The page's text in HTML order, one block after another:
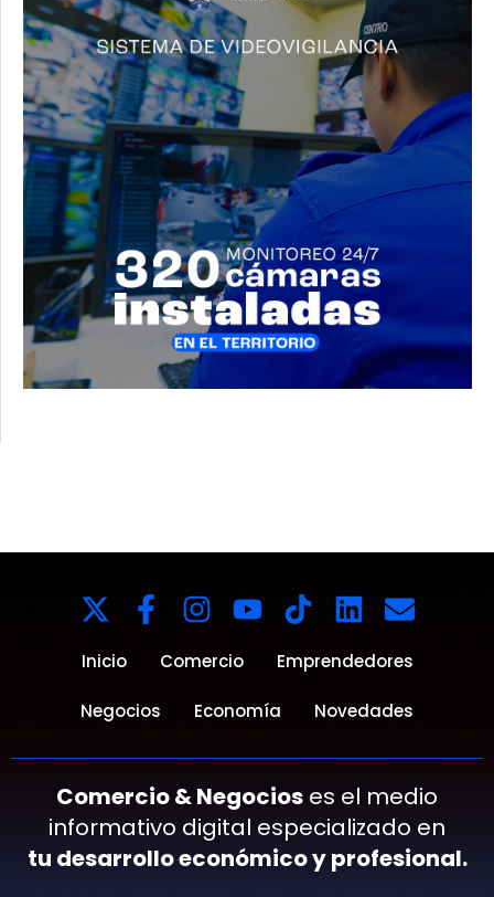
Inicio Comercio Emprendedores
Negocios Economía Novedades
Comercio & Negocios es el medio
informativo digital especializado en
tu desarrollo económico y profesional.